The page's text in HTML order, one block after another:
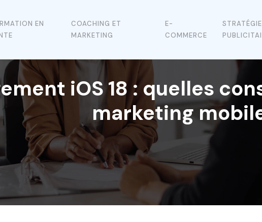
EN
COACHING ET
MARKETING
E-
COMMERCE
iOS 18 : quelles
marketing